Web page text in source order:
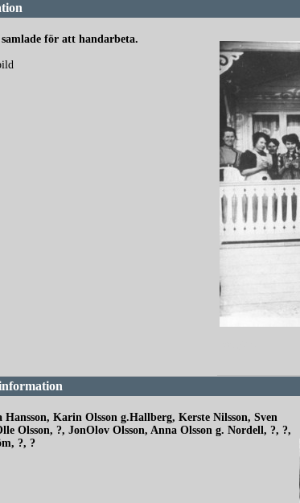
för att handarbeta.
Karin Olsson g.Hallberg, Kerste Nilsson, Sven
Olsson, ?, JonOlov Olsson, Anna Olsson g. Nordell, ?, ?,
?, ?